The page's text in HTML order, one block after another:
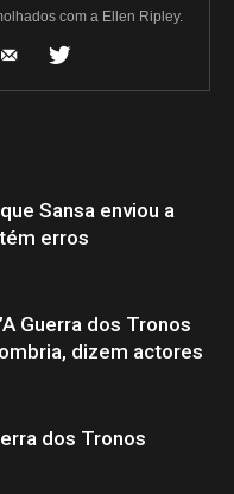
com a Ellen Ripley.
Sansa enviou a
erros
Guerra dos Tronos
dizem actores
dos Tronos